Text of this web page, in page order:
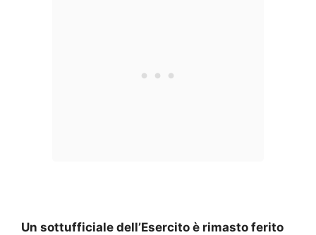
Un sottufficiale dell’Esercito è rimasto ferito